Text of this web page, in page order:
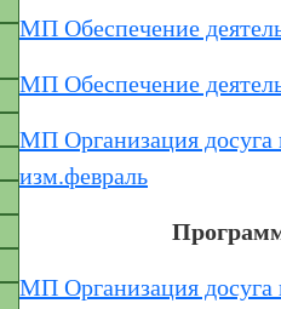
МП Обеспечение
МП Обеспечение
МП Организация досуга
изм.февраль
МП Организация досуга